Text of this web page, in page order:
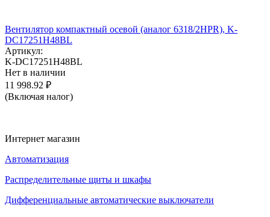
Вентилятор компактный осевой (аналог 6318/2HPR), K-
DC17251H48BL
Артикул:
K-DC17251H48BL
Нет в наличии
11 998.92 ₽
(Включая налог)
Интернет магазин
Автоматизация
Распределительные щиты и шкафы
Дифференциальные автоматические выключатели